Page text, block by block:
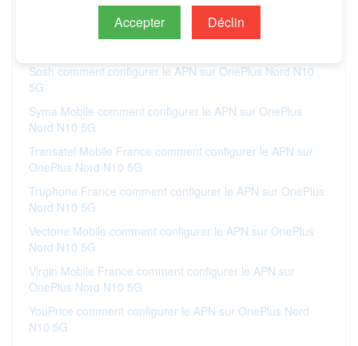
Accepter Déclin
Simplus comment configurer le APN sur OnePlus Nord N10
Sosh comment configurer le APN sur OnePlus Nord N10
5G
Syma Mobile comment configurer le APN sur OnePlus
Nord N10 5G
Transatel Mobile France comment configurer le APN sur
OnePlus Nord N10 5G
Truphone France comment configurer le APN sur OnePlus
Nord N10 5G
Vectone Mobile comment configurer le APN sur OnePlus
Nord N10 5G
Virgin Mobile France comment configurer le APN sur
OnePlus Nord N10 5G
YouPrice comment configurer le APN sur OnePlus Nord
N10 5G